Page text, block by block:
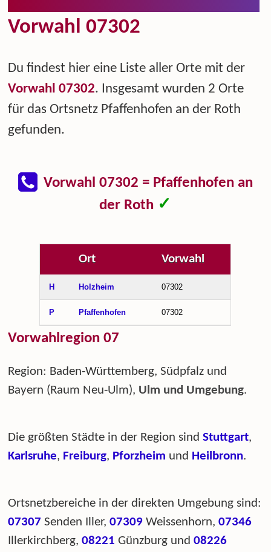
Vorwahl 07302
Du findest hier eine Liste aller Orte mit der
Vorwahl 07302. Insgesamt wurden 2 Orte
für das Ortsnetz Pfaffenhofen an der Roth
gefunden.
Vorwahl 07302 = Pfaffenhofen an
der Roth ✓
Ort Vorwahl
H Holzheim 07302
P Pfaffenhofen 07302
Vorwahlregion 07
Region: Baden-Württemberg, Südpfalz und
Bayern (Raum Neu-Ulm), Ulm und Umgebung.
Die größten Städte in der Region sindStuttgart,
Karlsruhe, Freiburg, Pforzheim und Heilbronn.
Ortsnetzbereiche in der direkten Umgebung sind:
07307 Senden Iller,07309 Weissenhorn,07346
Illerkirchberg,08221 Günzburg und08226